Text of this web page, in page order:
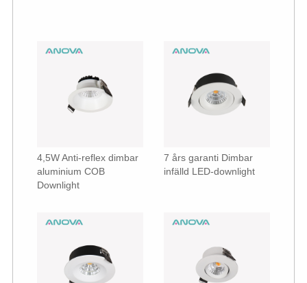
4,5W Anti-reflex dimbar
aluminium COB
Downlight
7 års garanti Dimbar
infälld LED-downlight